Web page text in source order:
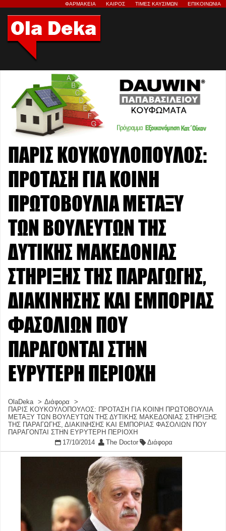
ΦΑΡΜΑΚΕΙΑ ΚΑΙΡΟΣ ΤΙΜΕΣ ΚΑΥΣΙΜΩΝ ΕΠΙΚΟΙΝΩΝΙΑ
ΠΑΡΙΣ ΚΟΥΚΟΥΛΟΠΟΥΛΟΣ:
ΠΡΟΤΑΣΗ ΓΙΑ ΚΟΙΝΗ
ΠΡΩΤΟΒΟΥΛΙΑ ΜΕΤΑΞΥ
ΤΩΝ ΒΟΥΛΕΥΤΩΝ ΤΗΣ
ΔΥΤΙΚΗΣ ΜΑΚΕΔΟΝΙΑΣ
ΣΤΗΡΙΞΗΣ ΤΗΣ ΠΑΡΑΓΩΓΗΣ,
ΔΙΑΚΙΝΗΣΗΣ ΚΑΙ ΕΜΠΟΡΙΑΣ
ΦΑΣΟΛΙΩΝ ΠΟΥ
ΠΑΡΑΓΟΝΤΑΙ ΣΤΗΝ
ΕΥΡΥΤΕΡΗ ΠΕΡΙΟΧΗ
OlaDeka
Διάφορα
ΠΑΡΙΣ ΚΟΥΚΟΥΛΟΠΟΥΛΟΣ: ΠΡΟΤΑΣΗ ΓΙΑ ΚΟΙΝΗ ΠΡΩΤΟΒΟΥΛΙΑ
ΜΕΤΑΞΥ ΤΩΝ ΒΟΥΛΕΥΤΩΝ ΤΗΣ ΔΥΤΙΚΗΣ ΜΑΚΕΔΟΝΙΑΣ ΣΤΗΡΙΞΗΣ
ΤΗΣ ΠΑΡΑΓΩΓΗΣ, ΔΙΑΚΙΝΗΣΗΣ ΚΑΙ ΕΜΠΟΡΙΑΣ ΦΑΣΟΛΙΩΝ ΠΟΥ
ΠΑΡΑΓΟΝΤΑΙ ΣΤΗΝ ΕΥΡΥΤΕΡΗ ΠΕΡΙΟΧΗ
17/10/2014
The Doctor Διάφορα